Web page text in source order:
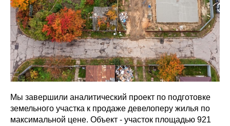
Мы завершили аналитический проект по подготовке
земельного участка к продаже девелоперу жилья по
максимальной цене. Объект - участок площадью 921